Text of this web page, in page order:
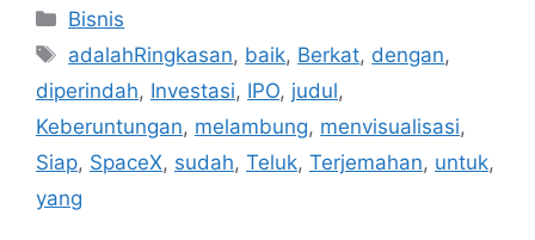
Kategori
Bisnis
Tag
adalahRingkasan, baik, Berkat, dengan,
diperindah, Investasi, IPO, judul,
Keberuntungan, melambung, menvisualisasi,
Siap, SpaceX, sudah, Teluk, Terjemahan, untuk,
yang